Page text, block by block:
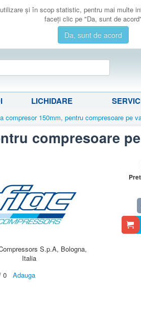
şi în scop statistic, pentru mai multe
faceţi clic pe "Da, sunt de acord"
Da, sunt de acord
LICHIDARE
compresor 150mm, pentru compresoare pe
compresoare
S.p.A, Bologna,
Italia
0 Adauga